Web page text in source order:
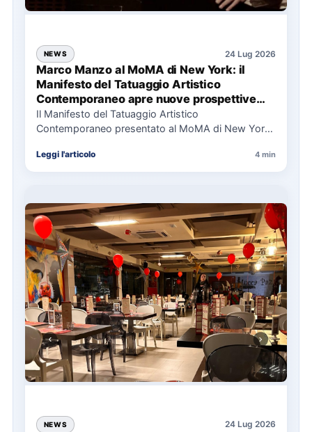
NEWS 24 Lug 2026
Marco Manzo al MoMA di New York: il
Manifesto del Tatuaggio Artistico
Contemporaneo apre nuove prospettive
per il collezionismo
Il Manifesto del Tatuaggio Artistico
Contemporaneo presentato al MoMA di New York
Leggi l'articolo 4 min
NEWS 24 Lug 2026